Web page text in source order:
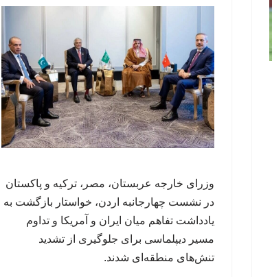
وزرای خارجه عربستان، مصر، ترکیه و پاکستان
در نشست چهارجانبه اردن، خواستار بازگشت به
یادداشت تفاهم میان ایران و آمریکا و تداوم
مسیر دیپلماسی برای جلوگیری از تشدید
تنش‌های منطقه‌ای شدند.